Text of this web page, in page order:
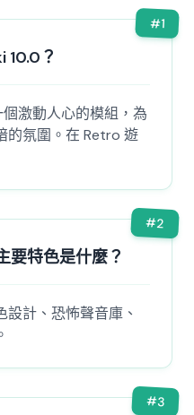
#1
10.0？
激動人心的模組，為
的氛圍。在 Retro 遊
#2
要特色是什麼？
計、恐怖聲音庫、
#3